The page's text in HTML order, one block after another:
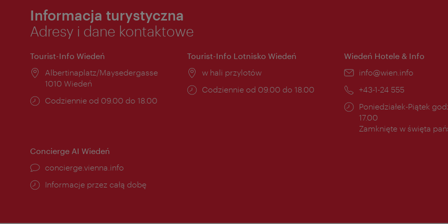
Informacja turystyczna
Adresy i dane kontaktowe
Tourist-Info Wiedeń
Miejsce:
Albertinaplatz/Maysedergasse
1010 Wiedeń
Godziny
Codziennie od 09.00 do 18.00
Tourist-Info Lotnisko Wiedeń
Miejsce:
w hali przylotów
Godziny
Codziennie od 09.00 do 18.00
Wiedeń Hotele & Info
E-
info@wien.info
Telefon:
+43-1-24 555
Godziny
otwarcia:
Poniedziałek-Piątek
17.00
Zamknięte w święta
Concierge AI Wiedeń
concierge.vienna.info
Informacje przez całą dobę